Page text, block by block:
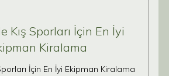
Kış Sporları İçin En İyi
Kiralama
İçin En İyi Ekipman Kiralama